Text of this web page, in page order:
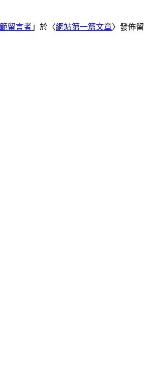
留言者 」於〈網站第一篇文章〉發佈留